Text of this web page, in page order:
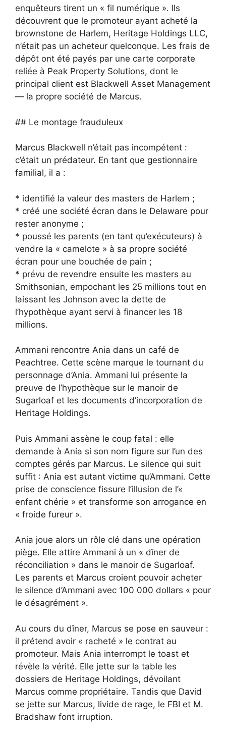
enquêteurs tirent un « fil numérique ». Ils
découvrent que le promoteur ayant acheté la
brownstone de Harlem, Heritage Holdings LLC,
n’était pas un acheteur quelconque. Les frais de
dépôt ont été payés par une carte corporate
reliée à Peak Property Solutions, dont le
principal client est Blackwell Asset Management
— la propre société de Marcus.
## Le montage frauduleux
Marcus Blackwell n’était pas incompétent :
c’était un prédateur. En tant que gestionnaire
familial, il a :
* identifié la valeur des masters de Harlem ;
* créé une société écran dans le Delaware pour
rester anonyme ;
* poussé les parents (en tant qu’exécuteurs) à
vendre la « camelote » à sa propre société
écran pour une bouchée de pain ;
* prévu de revendre ensuite les masters au
Smithsonian, empochant les 25 millions tout en
laissant les Johnson avec la dette de
l’hypothèque ayant servi à financer les 18
millions.
Ammani rencontre Ania dans un café de
Peachtree. Cette scène marque le tournant du
personnage d’Ania. Ammani lui présente la
preuve de l’hypothèque sur le manoir de
Sugarloaf et les documents d’incorporation de
Heritage Holdings.
Puis Ammani assène le coup fatal : elle
demande à Ania si son nom figure sur l’un des
comptes gérés par Marcus. Le silence qui suit
suffit : Ania est autant victime qu’Ammani. Cette
prise de conscience fissure l’illusion de l’«
enfant chérie » et transforme son arrogance en
« froide fureur ».
Ania joue alors un rôle clé dans une opération
piège. Elle attire Ammani à un « dîner de
réconciliation » dans le manoir de Sugarloaf.
Les parents et Marcus croient pouvoir acheter
le silence d’Ammani avec 100 000 dollars « pour
le désagrément ».
Au cours du dîner, Marcus se pose en sauveur :
il prétend avoir « racheté » le contrat au
promoteur. Mais Ania interrompt le toast et
révèle la vérité. Elle jette sur la table les
dossiers de Heritage Holdings, dévoilant
Marcus comme propriétaire. Tandis que David
se jette sur Marcus, livide de rage, le FBI et M.
Bradshaw font irruption.